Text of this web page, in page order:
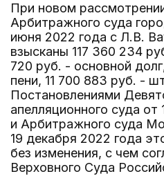
При новом
Арбитражного суда
июня 2022 года с Л.В.
взысканы 117 360 234
720 руб. - основной
пени, 11 700 883 руб. -
Постановлениями
апелляционного суда от
и Арбитражного суда
19 декабря 2022 года
без изменения, с чем
Верховного Суда